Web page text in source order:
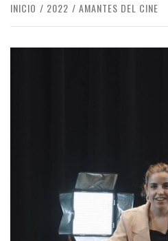
INICIO 2022 AMANTES DEL CINE